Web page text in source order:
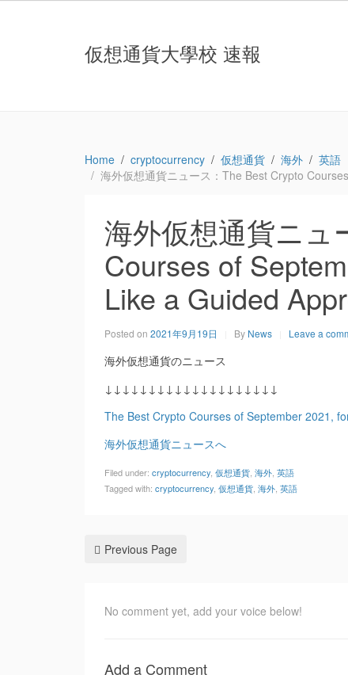
仮想通貨大學校 速報
Home cryptocurrency 仮想通貨 海外
英語
海外仮想通貨ニュース：The Best Crypto
海外仮想通貨ニュ
Courses of
Like a Guided
Posted on 2021年9月19日 By News Leave a
海外仮想通貨のニュース
↓↓↓↓↓↓↓↓↓↓↓↓↓↓↓↓↓↓↓↓
The Best Crypto Courses of September 2021,
海外仮想通貨ニュースへ
Filed under: cryptocurrency 仮想通貨 海外 英語
Tagged with: cryptocurrency 仮想通貨 海外 英語
Previous Page
No comment yet, add your voice below!
Add a Comment